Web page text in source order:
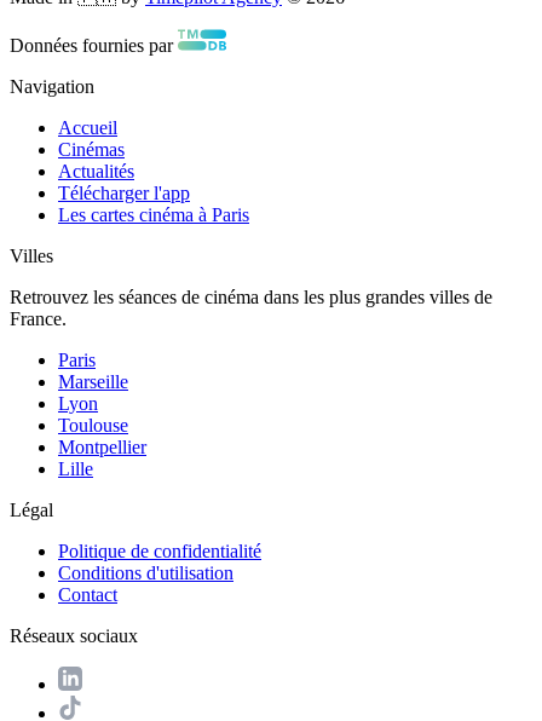
Données fournies par
Navigation
Accueil
Cinémas
Actualités
Télécharger l'app
Les cartes cinéma à Paris
Villes
Retrouvez les séances de cinéma dans les plus grandes villes de
France.
Paris
Marseille
Lyon
Toulouse
Montpellier
Lille
Légal
Politique de confidentialité
Conditions d'utilisation
Contact
Réseaux sociaux